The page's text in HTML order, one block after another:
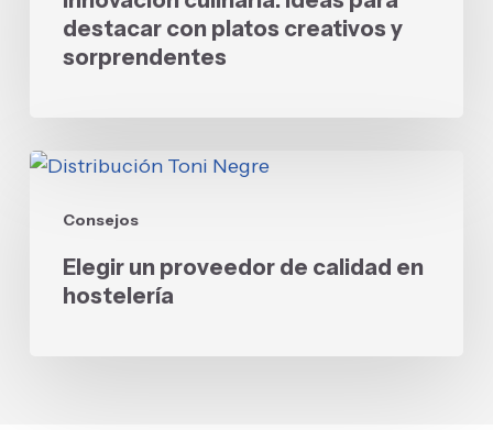
destacar
creativos
sorprendentes
destacar con platos creativos y
sorprendentes
Consejos
Elegir
proveedor
calidad
Elegir un proveedor de calidad en
hostelería